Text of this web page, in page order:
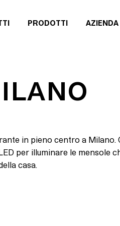
PRODOTTI AZIENDA
in pieno centro a Milano.
per illuminare le mensole
casa.